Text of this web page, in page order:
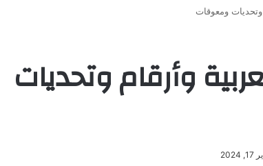
وتحديات ومعوقات
وأرقام وتحديات